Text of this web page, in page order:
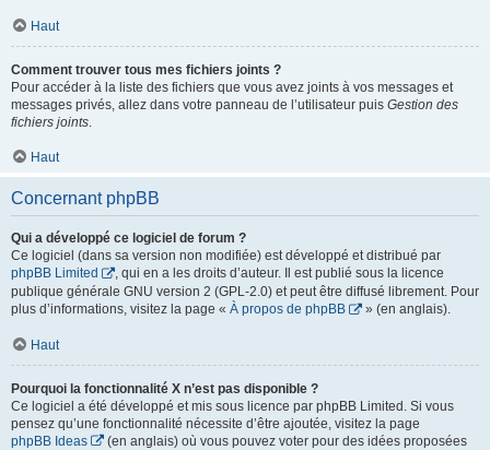
Haut
Comment trouver tous mes fichiers joints ?
Pour accéder à la liste des fichiers que vous avez joints à vos messages et
messages privés, allez dans votre panneau de l’utilisateur puis Gestion des
fichiers joints.
Haut
Concernant phpBB
Qui a développé ce logiciel de forum ?
Ce logiciel (dans sa version non modifiée) est développé et distribué par
phpBB Limited
, qui en a les droits d’auteur. Il est publié sous la licence
publique générale GNU version 2 (GPL-2.0) et peut être diffusé librement. Pour
plus d’informations, visitez la page « À propos de phpBB » (en anglais).
Haut
Pourquoi la fonctionnalité X n’est pas disponible ?
Ce logiciel a été développé et mis sous licence par phpBB Limited. Si vous
pensez qu’une fonctionnalité nécessite d’être ajoutée, visitez la page
phpBB Ideas
(en anglais) où vous pouvez voter pour des idées proposées